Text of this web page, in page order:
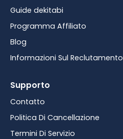
Guide dekitabi
Programma Affiliato
Blog
Informazioni Sul Reclutamento
Supporto
Contatto
Politica Di Cancellazione
Termini Di Servizio